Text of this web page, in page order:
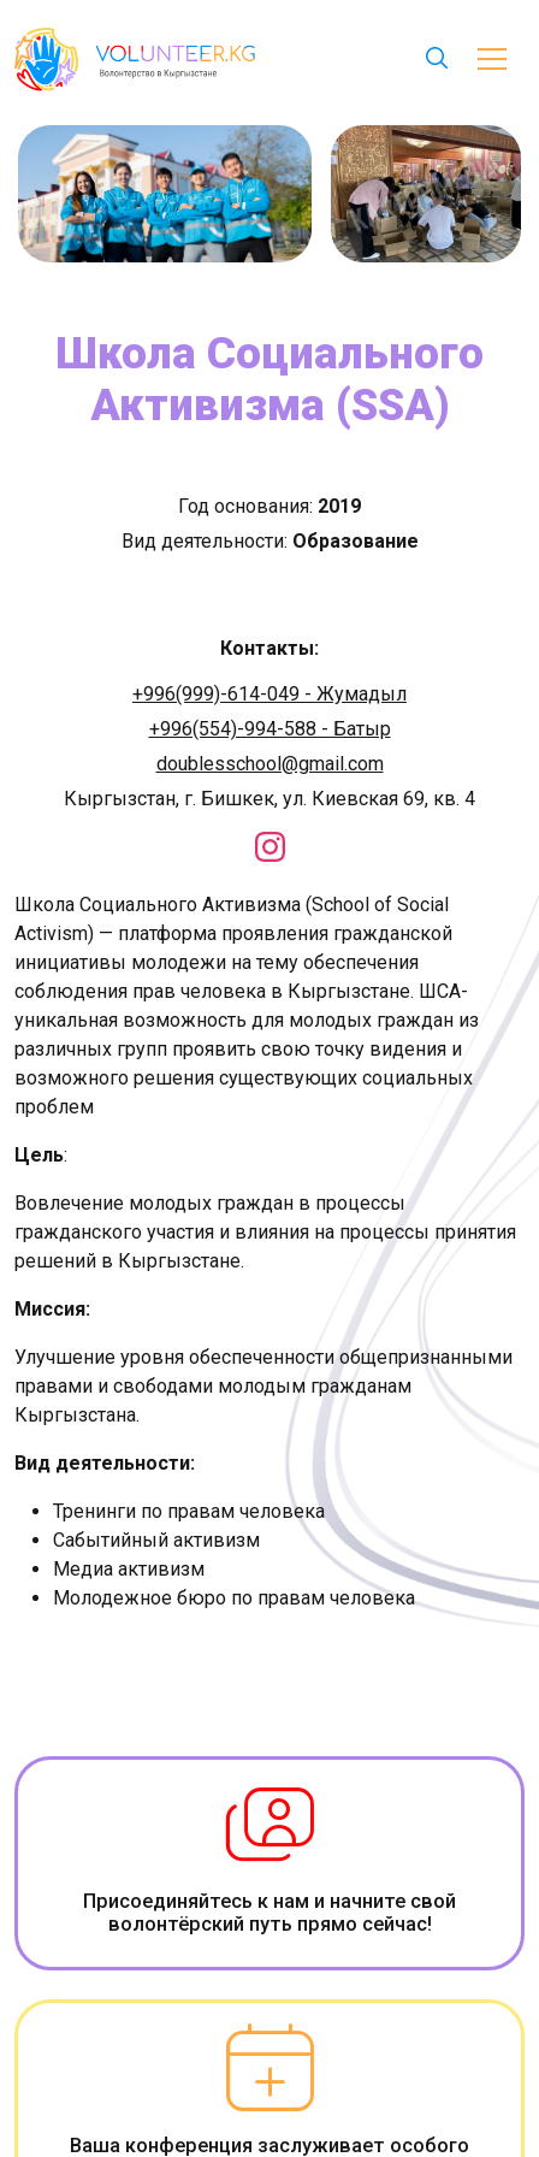
Школа Социального
Активизма (SSA)
Год основания: 2019
Вид деятельности: Образование
Контакты:
+996(999)-614-049 - Жумадыл
+996(554)-994-588 - Батыр
doublesschool@gmail.com
Кыргызстан, г. Бишкек, ул. Киевская 69, кв. 4
Школа Социального Активизма (School of Social
Activism) — платформа проявления гражданской
инициативы молодежи на тему обеспечения
соблюдения прав человека в Кыргызстане. ШСА-
уникальная возможность для молодых граждан из
различных групп проявить свою точку видения и
возможного решения существующих социальных
проблем
Цель:
Вовлечение молодых граждан в процессы
гражданского участия и влияния на процессы принятия
решений в Кыргызстане.
Миссия:
Улучшение уровня обеспеченности общепризнанными
правами и свободами молодым гражданам
Кыргызстана.
Вид деятельности:
Тренинги по правам человека
Сабытийный активизм
Медиа активизм
Молодежное бюро по правам человека
Присоединяйтесь к нам и начните свой
волонтёрский путь прямо сейчас!
Ваша конференция заслуживает особого